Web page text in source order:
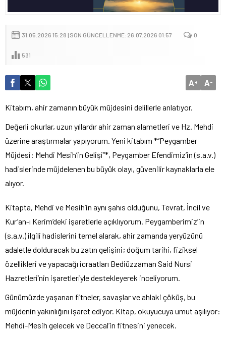
31.05.2026 15:28 | SON GÜNCELLENME: 26.07.2026 01:57 0
531
A+ A-
Kitabım, ahir zamanın büyük müjdesini delillerle anlatıyor.
Değerli okurlar, uzun yıllardır ahir zaman alametleri ve Hz. Mehdi
üzerine araştırmalar yapıyorum. Yeni kitabım *“Peygamber
Müjdesi: Mehdi Mesih’in Gelişi”*, Peygamber Efendimiz’in (s.a.v.)
hadislerinde müjdelenen bu büyük olayı, güvenilir kaynaklarla ele
alıyor.
Kitapta, Mehdi ve Mesih’in aynı şahıs olduğunu, Tevrat, İncil ve
Kur’an-ı Kerim’deki işaretlerle açıklıyorum. Peygamberimiz’in
(s.a.v.) ilgili hadislerini temel alarak, ahir zamanda yeryüzünü
adaletle dolduracak bu zatın gelişini; doğum tarihi, fiziksel
özellikleri ve yapacağı icraatları Bediüzzaman Said Nursi
Hazretleri’nin işaretleriyle destekleyerek inceliyorum.
Günümüzde yaşanan fitneler, savaşlar ve ahlaki çöküş, bu
müjdenin yakınlığını işaret ediyor. Kitap, okuyucuya umut aşılıyor:
Mehdi-Mesih gelecek ve Deccal’in fitnesini yenecek.